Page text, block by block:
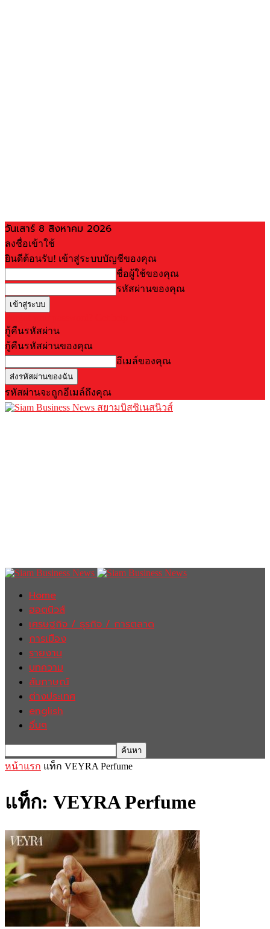
วันเสาร์ 8 สิงหาคม 2026
ลงชื่อเข้าใช้
ยินดีต้อนรับ! เข้าสู่ระบบบัญชีของคุณ
ชื่อผู้ใช้ของคุณ
รหัสผ่านของคุณ
กู้คืนรหัสผ่าน
กู้คืนรหัสผ่านของคุณ
อีเมล์ของคุณ
รหัสผ่านจะถูกอีเมล์ถึงคุณ
สยามบิสซิเนสนิวส์
Home
ฮอตนิวส์
เศรษฐกิจ / ธุรกิจ / การตลาด
การเมือง
รายงาน
บทความ
สัมภาษณ์
ต่างประเทศ
english
อื่นๆ
หน้าแรก แท็ก VEYRA Perfume
แท็ก: VEYRA Perfume